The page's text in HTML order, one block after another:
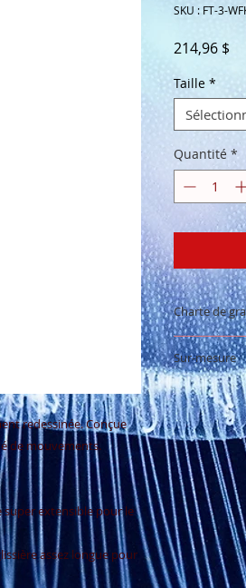
redessinée. Conçue
de mouvements.
super extensible pour le
assez longue pour
SKU : FT-3-
214,96 $
Taille *
Quantité *
Charte de
Voir la
Sur-mesure